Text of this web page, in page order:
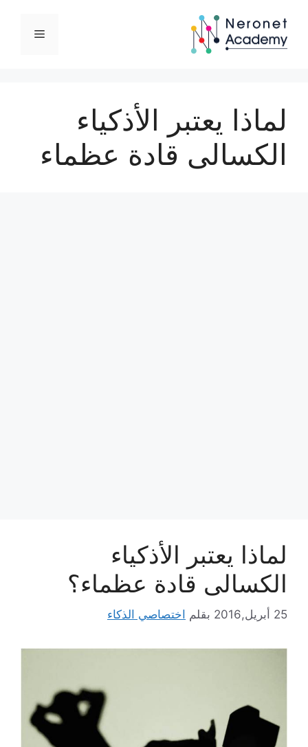
المحتوى
القائمة
لماذا يعتبر الأذكياء
الكسالى قادة عظماء
لماذا يعتبر الأذكياء
الكسالى قادة عظماء؟
25 أبريل,2016 بقلم اختصاصي الذكاء